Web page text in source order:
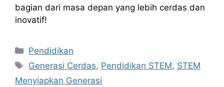
bagian dari masa depan yang lebih cerdas dan
inovatif!
Kategori
Pendidikan
Tag
Generasi Cerdas, Pendidikan STEM, STEM
Menyiapkan Generasi